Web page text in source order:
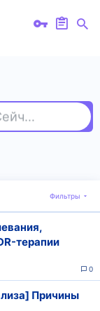
Найдите курс или автора. Сейчас ищут
Фильтры
терапии
0
Причины